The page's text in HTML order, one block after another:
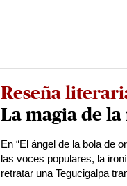
Reseña
La magia de
En “El ángel de la bola de
las voces populares, la
retratar una Tegucigalpa